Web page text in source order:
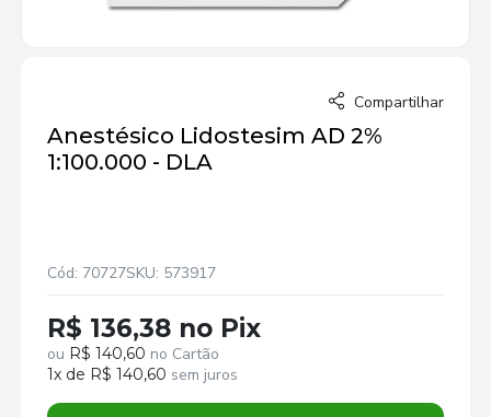
Compartilhar
Anestésico Lidostesim AD 2%
1:100.000 - DLA
Cód: 70727SKU: 573917
R$ 136,38 no Pix
ou R$ 140,60 no Cartão
1x de R$ 140,60 sem juros